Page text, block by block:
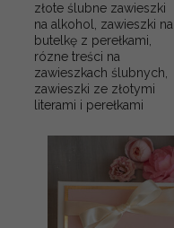
złote ślubne zawieszki
na alkohol, zawieszki na
butelkę z perełkami,
rózne treści na
zawieszkach ślubnych,
zawieszki ze złotymi
literami i perełkami